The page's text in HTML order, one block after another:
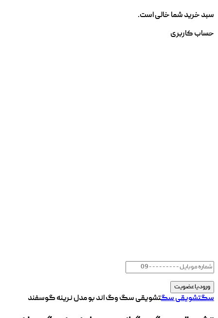
سبد خرید شما خالی است.
حساب کاربری
سگتشویقی سگتشویقی سگ وگ اند بو مدل نرینه گوسفند